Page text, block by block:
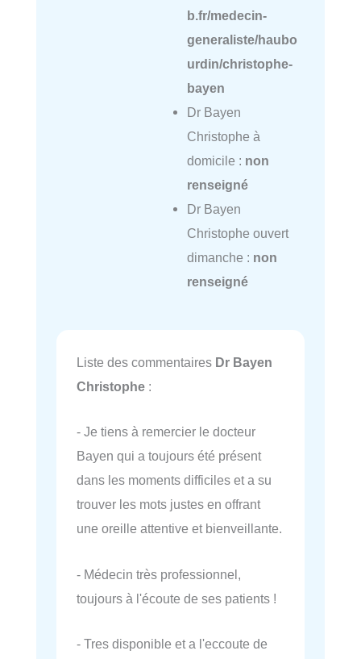
b.fr/medecin-
generaliste/haubo
urdin/christophe-
bayen
Dr Bayen
Christophe à
domicile : non
renseigné
Dr Bayen
Christophe ouvert
dimanche : non
renseigné
Liste des commentaires Dr Bayen
Christophe :
- Je tiens à remercier le docteur
Bayen qui a toujours été présent
dans les moments difficiles et a su
trouver les mots justes en offrant
une oreille attentive et bienveillante.
- Médecin très professionnel,
toujours à l'écoute de ses patients !
- Tres disponible et a l'eccoute de